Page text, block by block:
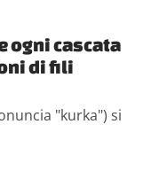
ogni cascata
di fili
"kurka") si